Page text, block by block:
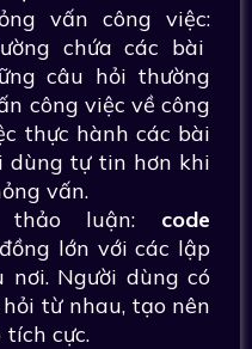
vấn công việc:
chứa các bài
câu hỏi thường
công việc về công
thực hành các bài
dùng tự tin hơn khi
vấn.
thảo luận: code
lớn với các lập
Người dùng có
từ nhau, tạo nên
cực.